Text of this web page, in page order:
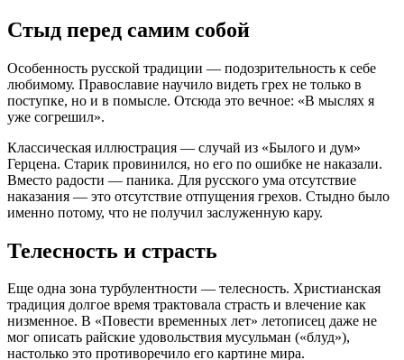
Стыд перед самим собой
Особенность русской традиции — подозрительность к себе
любимому. Православие научило видеть грех не только в
поступке, но и в помысле. Отсюда это вечное: «В мыслях я
уже согрешил».
Классическая иллюстрация — случай из «Былого и дум»
Герцена. Старик провинился, но его по ошибке не наказали.
Вместо радости — паника. Для русского ума отсутствие
наказания — это отсутствие отпущения грехов. Стыдно было
именно потому, что не получил заслуженную кару.
Телесность и страсть
Еще одна зона турбулентности — телесность. Христианская
традиция долгое время трактовала страсть и влечение как
низменное. В «Повести временных лет» летописец даже не
мог описать райские удовольствия мусульман («блуд»),
настолько это противоречило его картине мира.